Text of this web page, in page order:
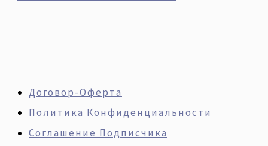
Договор-Оферта
Политика Конфиденциальности
Соглашение Подписчика